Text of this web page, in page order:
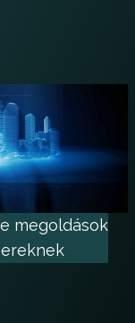
megoldások